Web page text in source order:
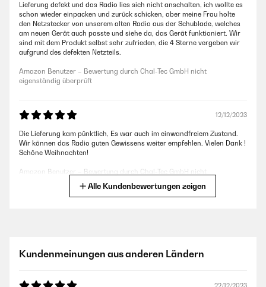
Lieferung defekt und das Radio lies sich nicht anschalten, ich wollte es
schon wieder einpacken und zurück schicken, aber meine Frau holte
den Netzstecker von unserem alten Radio aus der Schublade, welches
am neuen Gerät auch passte und siehe da, das Gerät funktioniert. Wir
sind mit dem Produkt selbst sehr zufrieden, die 4 Sterne vergeben wir
aufgrund des defekten Netzteils.
Amazon Benutzer – Bewertung durch Chal-Tec GmbH nicht
eigenständig überprüft
12/12/2023
Die Lieferung kam pünktlich, Es war auch im einwandfreiem Zustand.
Wir können das Radio guten Gewissens weiter empfehlen. Vielen Dank !
Schöne Weihnachten!
Amazon Benutzer – Bewertung durch Chal-Tec GmbH nicht
eigenständig überprüft
Amazon Benutzer – Bewertung durch Chal-Tec GmbH nicht
Alle Kundenbewertungen zeigen
Kundenmeinungen aus anderen Ländern
22/12/2023